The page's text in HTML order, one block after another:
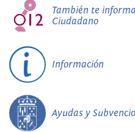
También te
Ciudadano
Información
Ayudas y